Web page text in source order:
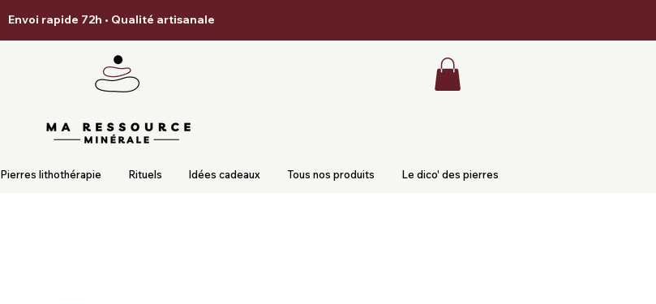
Envoi rapide 72h • Qualité artisanale
Pierres lithothérapie Rituels Idées cadeaux Tous nos produits Le dico' des pierres